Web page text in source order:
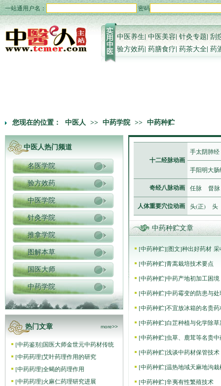
一站通用户名： 密码
中医养生|中医美容|针灸专题|刮
验方效药| 药膳食疗| 药茶大全| 药
您现在的位置： 中医人 >> 中药学院 >> 中药种贮
中医人热门频道
名医学院
验方效药
中医学院
针灸学院
推拿学院
图解本草
国医大师
中药学院
热门文章 more>>
[中药鉴别]国医大师金世元中药材传统
[中药药理]艾叶药理作用的研究
[中药药理]全蝎的药理作用
[中药药理]火麻仁药理研究进展
十二经脉动画
手太阴肺经
手阳明大肠
奇经八脉动画 任脉 督脉
人体重要穴位动画 头(正) 头
中药种贮文章
[中药种贮][图文]种出好药材
[中药种贮]青蒿栽培技术要点
[中药种贮]中药产地初加工困境
[中药种贮]中药霉变的防患与处
[中药种贮]不宜放冰箱的名贵药
[中药种贮]白芷种植与化学除
[中药种贮]虫草、鹿茸等名贵
[中药种贮]浅谈中药材保管技术
[中药种贮]温热地域天麻地沟
[中药种贮]辛夷有性繁殖技术